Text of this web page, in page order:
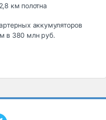
км полотна
аккумуляторов
в 380 млн руб.